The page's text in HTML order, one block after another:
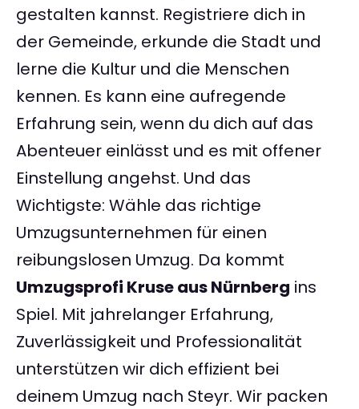
gestalten kannst. Registriere dich in
der Gemeinde, erkunde die Stadt und
lerne die Kultur und die Menschen
kennen. Es kann eine aufregende
Erfahrung sein, wenn du dich auf das
Abenteuer einlässt und es mit offener
Einstellung angehst. Und das
Wichtigste: Wähle das richtige
Umzugsunternehmen für einen
reibungslosen Umzug. Da kommt
Umzugsprofi Kruse aus Nürnberg ins
Spiel. Mit jahrelanger Erfahrung,
Zuverlässigkeit und Professionalität
unterstützen wir dich effizient bei
deinem Umzug nach Steyr. Wir packen